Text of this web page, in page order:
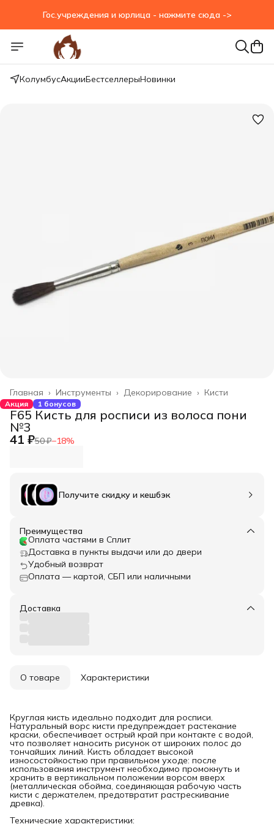
Гос.учреждения и юрлица - нажмите сюда ->
КолумбусАкцииБестселлерыНовинки
Кисти
Декорирование ›
Инструменты ›
Главная ›
Акция 1 бонусов
F65 Кисть для росписи из волоса пони
№3
41 ₽50 ₽−18%
Получите скидку и кешбэк
Преимущества
Оплата частями в Сплит
Доставка в пункты выдачи или до двери
Удобный возврат
Оплата — картой, СБП или наличными
Доставка
О товаре Характеристики
Круглая кисть идеально подходит для росписи.
Натуральный ворс кисти предупреждает растекание
краски, обеспечивает острый край при контакте с водой,
что позволяет наносить рисунок от широких полос до
тончайших линий. Кисть обладает высокой
износостойкостью при правильном уходе: после
использования инструмент необходимо промокнуть и
хранить в вертикальном положении ворсом вверх
(металлическая обойма, соединяющая рабочую часть
кисти с держателем, предотвратит растрескивание
древка).
Технические характеристики: